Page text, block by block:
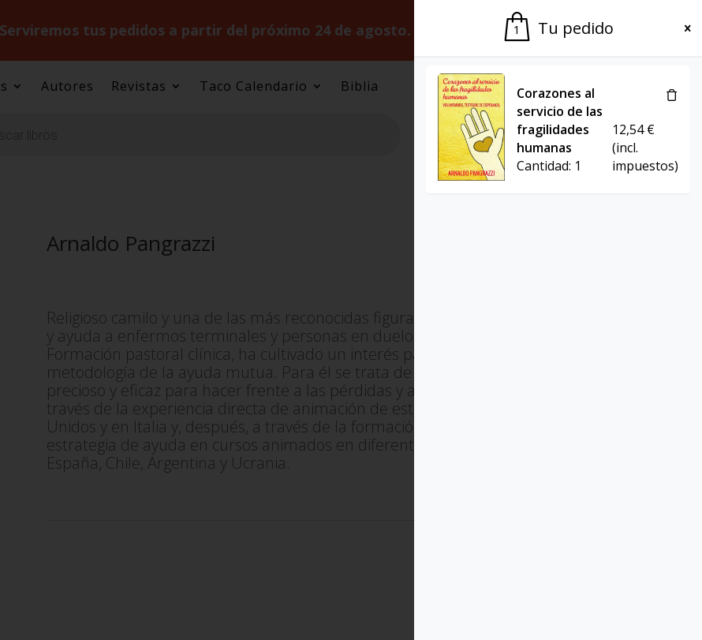
Serviremos tus pedidos a partir del próximo 24 de agosto. Gracias por la paciencia.
Autores Revistas Taco Calendario Biblia El Grupo Agenda
Arnaldo Pangrazzi
Religioso camilo y una de las más reconocidas figuras en pastoral de la salud
y ayuda a enfermos terminales y personas en duelo, profesor de Pastoral y
Formación pastoral clínica, ha cultivado un interés particular por la
metodología de la ayuda mutua. Para él se trata de un recurso comunitario
precioso y eficaz para hacer frente a las pérdidas y a los duelos, primero a
través de la experiencia directa de animación de estos grupos en los Estados
Unidos y en Italia y, después, a través de la formación para el uso de esta
estrategia de ayuda en cursos animados en diferentes países: Colombia,
España, Chile, Argentina y Ucrania.
1 Tu pedido
Corazones al
servicio de las
fragilidades
humanas
Cantidad: 1
12,54€
(incl.
impuestos)